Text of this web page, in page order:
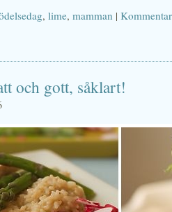
, lime, mamman |
och gott, såklart!